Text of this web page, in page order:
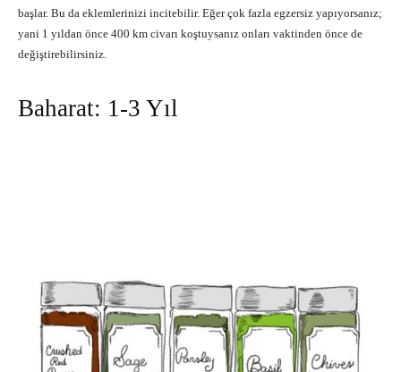
başlar. Bu da eklemlerinizi incitebilir. Eğer çok fazla egzersiz yapıyorsanız;
yani 1 yıldan önce 400 km civarı koştuysanız onları vaktinden önce de
değiştirebilirsiniz.
Baharat: 1-3 Yıl